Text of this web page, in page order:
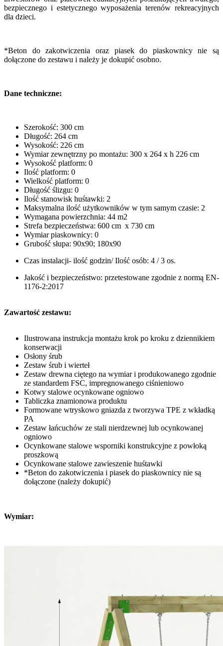
bezpiecznego i estetycznego wyposażenia terenów rekreacyjnych
dla dzieci.
*Beton do zakotwiczenia oraz piasek do piaskownicy nie są
dołączone do zestawu i należy je dokupić osobno.
Dane techniczne:
Szerokość: 300 cm
Długość: 264 cm
Wysokość: 226 cm
Wymiar zewnętrzny po montażu: 300 x 264 x h 226 cm
Wysokość platform: 0
Ilość platform: 0
Wielkość platform: 0
Długość ślizgu: 0
Ilość stanowisk huśtawki: 2
Maksymalna ilość użytkowników w tym samym czasie: 2
Wymagana powierzchnia: 44 m2
Strefa bezpieczeństwa: 600 cm x 730 cm
Wymiar piaskownicy: 0
Grubość słupa: 90x90; 180x90
Czas instalacji- ilość godzin/ Ilość osób: 4 / 3 os.
Jakość i bezpieczeństwo: przetestowane zgodnie z normą EN-
1176-2:2017
Zawartość zestawu:
Ilustrowana instrukcja montażu krok po kroku z dziennikiem
konserwacji
Osłony śrub
Zestaw śrub i wierteł
Zestaw drewna ciętego na wymiar i produkowanego zgodnie
ze standardem FSC, impregnowanego ciśnieniowo
Kotwy stalowe ocynkowane ogniowo
Tabliczka znamionowa produktu
Formowane wtryskowo gniazda z tworzywa TPE z wkładką
PA
Zestaw łańcuchów ze stali nierdzewnej lub ocynkowanej
ogniowo
Ocynkowane stalowe wsporniki konstrukcyjne z powłoką
proszkową
Ocynkowane stalowe zawieszenie huśtawki
*Beton do zakotwiczenia i piasek do piaskownicy nie są
dołączone (należy dokupić)
Wymiar: